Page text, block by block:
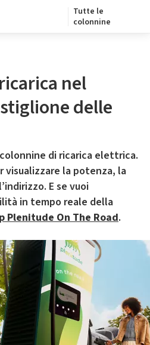
Tutte le
colonnine
nel
delle
di ricarica elettrica.
visualizzare la potenza, la
E se vuoi
in tempo reale della
Plenitude On The Road.